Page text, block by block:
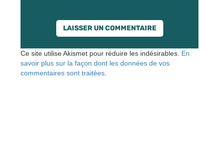
Ce site utilise Akismet pour réduire les indésirables. En
savoir plus sur la façon dont les données de vos
commentaires sont traitées